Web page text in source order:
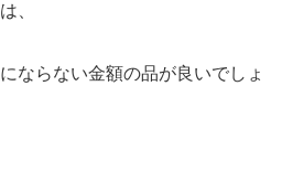
、
ならない金額の品が良いでしょ